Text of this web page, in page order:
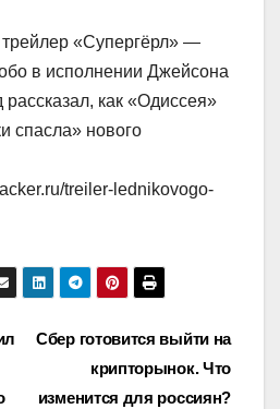
«Супергёрл» —
в исполнении Джейсона
как «Одиссея»
спасла» нового
treiler-lednikovogo-
Сбер готовится выйти на
крипторынок. Что
изменится для россиян?